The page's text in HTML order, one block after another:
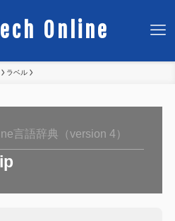
Online
ラベル
言語辞典（version 4）